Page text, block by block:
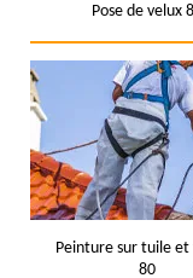
Pose de velux
Peinture sur tuile
80